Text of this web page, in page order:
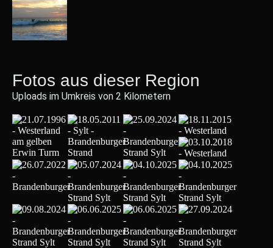
Fotos aus dieser Region
Uploads im Umkreis von 2 Kilometern